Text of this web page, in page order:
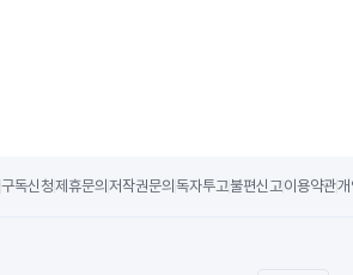
구독신청제휴문의 저작권문의 독자투고불편신고이용약관